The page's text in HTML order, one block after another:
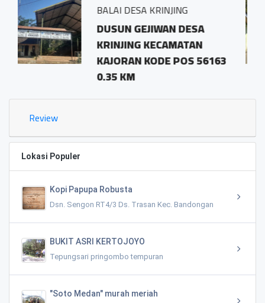
DESA KRINJING
GEJIWAN DESA
KECAMATAN
KODE POS 56163
BALAI
Review
Lokasi Populer
Kopi Papupa Robusta
Dsn. Sengon RT4/3 Ds. Trasan Kec. Bandongan
BUKIT ASRI KERTOJOYO
Tepungsari pringombo tempuran
"Soto Medan" murah meriah